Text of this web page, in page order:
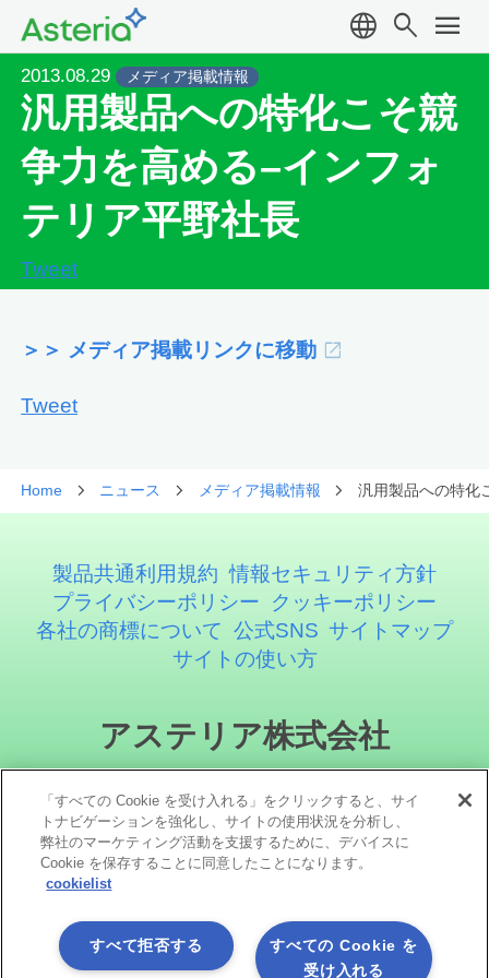
language search menu
2013.08.29 メディア掲載情報
汎用製品への特化こそ競
争力を高める–インフォ
テリア平野社長
Tweet
＞＞ メディア掲載リンクに移動
Tweet
Home ニュース メディア掲載情報 汎用製品への特化
製品共通利用規約 情報セキュリティ方針
プライバシーポリシー
クッキーポリシー
各社の商標について 公式SNS サイトマップ
サイトの使い方
アステリア株式会社
ソーシャルメディア
「すべての Cookie を受け入れる」をクリックすると、サイ
トナビゲーションを強化し、サイトの使用状況を分析し、
弊社のマーケティング活動を支援するために、デバイスに
Cookie を保存することに同意したことになります。
cookielist
すべての Cookie を
受け入れる
すべて拒否する